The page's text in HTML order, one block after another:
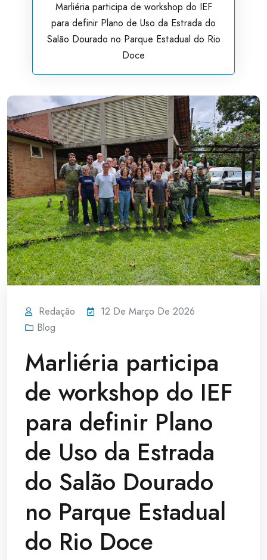
Marliéria participa de workshop do IEF
para definir Plano de Uso da Estrada do
Salão Dourado no Parque Estadual do Rio
Doce
Redação
12 De Março De 2026
Blog
Marliéria participa
de workshop do IEF
para definir Plano
de Uso da Estrada
do Salão Dourado
no Parque Estadual
do Rio Doce